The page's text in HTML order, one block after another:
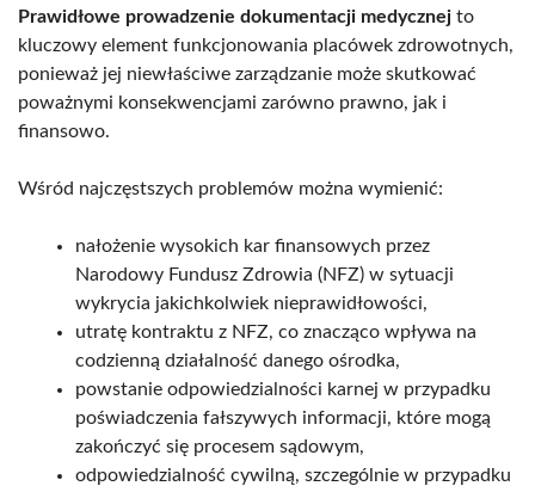
Prawidłowe prowadzenie dokumentacji medycznej to
kluczowy element funkcjonowania placówek zdrowotnych,
ponieważ jej niewłaściwe zarządzanie może skutkować
poważnymi konsekwencjami zarówno prawno, jak i
finansowo.
Wśród najczęstszych problemów można wymienić:
nałożenie wysokich kar finansowych przez
Narodowy Fundusz Zdrowia (NFZ) w sytuacji
wykrycia jakichkolwiek nieprawidłowości,
utratę kontraktu z NFZ, co znacząco wpływa na
codzienną działalność danego ośrodka,
powstanie odpowiedzialności karnej w przypadku
poświadczenia fałszywych informacji, które mogą
zakończyć się procesem sądowym,
odpowiedzialność cywilną, szczególnie w przypadku